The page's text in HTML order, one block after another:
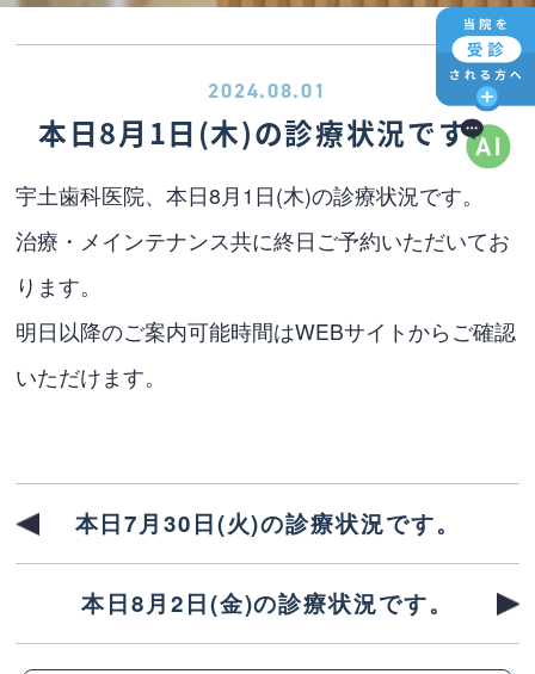
2024.08.01
本日8月1日(木)の診療状況です。
宇土歯科医院、本日8月1日(木)の診療状況です。
治療・メインテナンス共に終日ご予約いただいてお
ります。
明日以降のご案内可能時間はWEBサイトからご確認
いただけます。
本日7月30日(火)の診療状況です。
本日8月2日(金)の診療状況です。